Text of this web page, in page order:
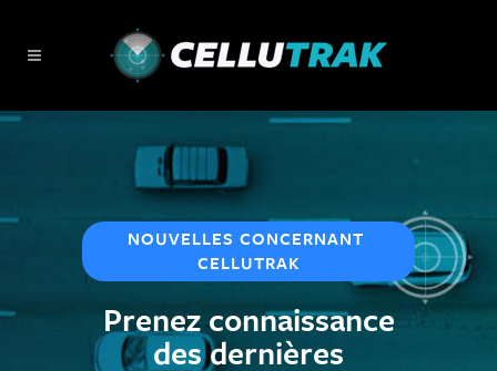
NOUVELLES CONCERNANT
CELLUTRAK
Prenez connaissance
des dernières